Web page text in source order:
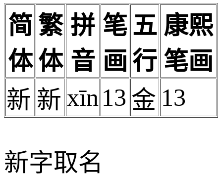
简
体
繁
体
拼
音
笔
画
五
行
康熙
笔画
新 新 xīn13 金 13
新字取名